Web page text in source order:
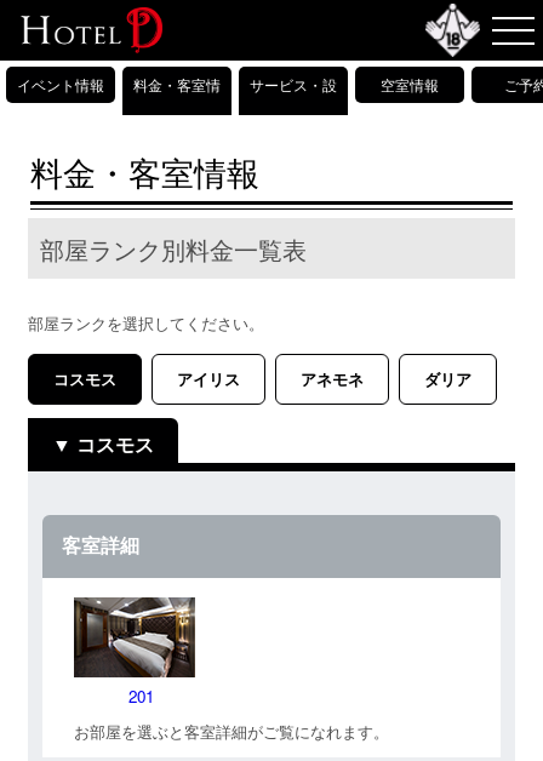
イベント情報
料金・客室情
報
サービス・設
備情報
空室情報 ご予
料金・客室情報
部屋ランク別料金一覧表
部屋ランクを選択してください。
コスモス アイリス アネモネ ダリア
コスモス
客室詳細
201
お部屋を選ぶと客室詳細がご覧になれます。